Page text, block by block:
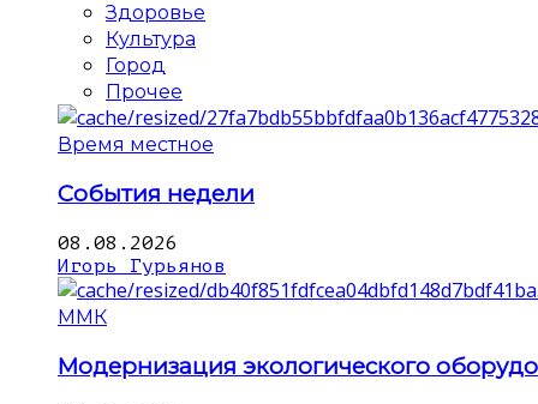
Здоровье
Культура
Город
Прочее
Время местное
События недели
08.08.2026
Игорь Гурьянов
ММК
Модернизация экологического